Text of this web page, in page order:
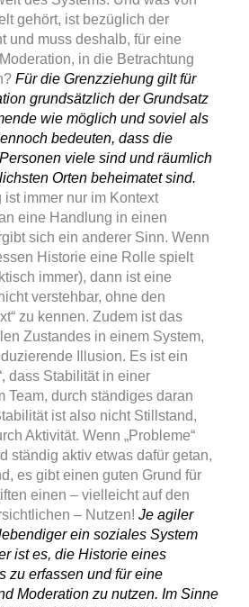
gehört, ist bezüglich der
und muss deshalb, für eine
in die Betrachtung
Für die Grenzziehung gilt für
grundsätzlich der Grundsatz
wie möglich und soviel als
bedeuten, dass die
viele sind und räumlich
Orten beheimatet sind.
ist immer nur im Kontext
eine Handlung in einen
sich ein anderer Sinn. Wenn
Historie eine Rolle spielt
immer), dann ist eine
verstehbar, ohne den
zu kennen. Zudem ist das
Zustandes in einem System,
Illusion. Es ist ein
dass Stabilität in einer
Team, durch ständiges daran
ist also nicht Stillstand,
Aktivität. Wenn „Probleme“
ständig aktiv etwas dafür getan,
es gibt einen guten Grund für
einen – vielleicht auf den
– Nutzen! Je agiler
ein soziales System
ist es, die Historie eines
zu erfassen und für eine
Moderation zu nutzen. Im Sinne